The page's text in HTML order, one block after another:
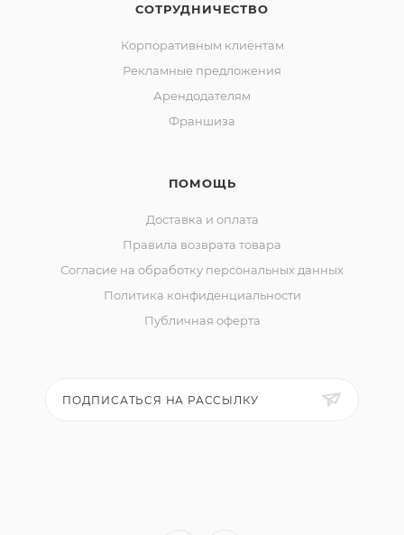
СОТРУДНИЧЕСТВО
Корпоративным клиентам
Рекламные предложения
Арендодателям
Франшиза
ПОМОЩЬ
Доставка и оплата
Правила возврата товара
Согласие на обработку персональных данных
Политика конфиденциальности
Публичная оферта
ПОДПИСАТЬСЯ НА РАССЫЛКУ